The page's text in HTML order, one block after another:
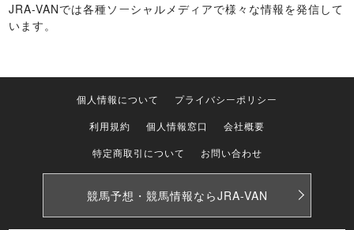
JRA-VANでは各種ソーシャルメディアで様々な情報を発信して
います。
個人情報について
プライバシーポリシー
利用規約
個人情報窓口
会社概要
特定商取引について
お問い合わせ
競馬予想・競馬情報ならJRA-VAN